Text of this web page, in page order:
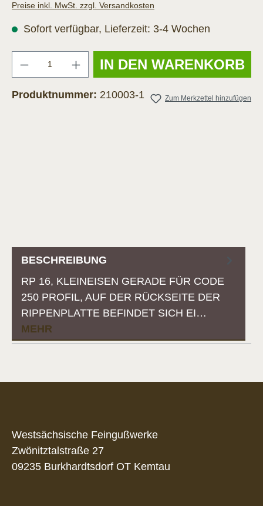
Preise inkl. MwSt. zzgl. Versandkosten
Sofort verfügbar, Lieferzeit: 3-4 Wochen
Anzahl
IN DEN WARENKORB
Zum Merkzettel hinzufügen
Produktnummer: 210003-1
BESCHREIBUNG
RP 16, KLEINEISEN GERADE FÜR CODE
250 PROFIL, AUF DER RÜCKSEITE DER
RIPPENPLATTE BEFINDET SICH EI…
MEHR
Westsächsische Feingußwerke
Zwönitztalstraße 27
09235 Burkhardtsdorf OT Kemtau